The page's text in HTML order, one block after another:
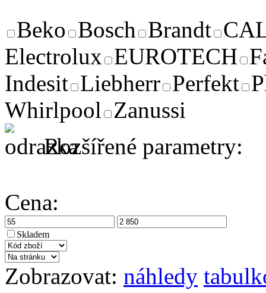
Beko Bosch Brandt
Electrolux EUROTECH
Indesit Liebherr Perfekt
Whirlpool Zanussi
Rozšířené parametry:
Cena:
Skladem
Zobrazovat: náhledy